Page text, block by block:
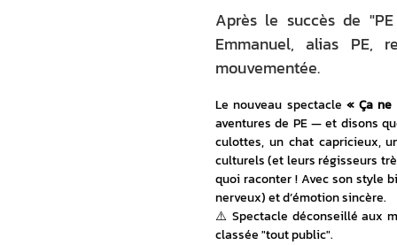
Après le succès de
Emmanuel, alias PE,
mouvementée.
Le nouveau spectacle « Ça ne
aventures de PE — et disons
culottes, un chat capricieux,
culturels (et leurs régisseurs
quoi raconter ! Avec son style
nerveux) et d’émotion sincère.
⚠️ Spectacle déconseillé aux
classée "tout public".